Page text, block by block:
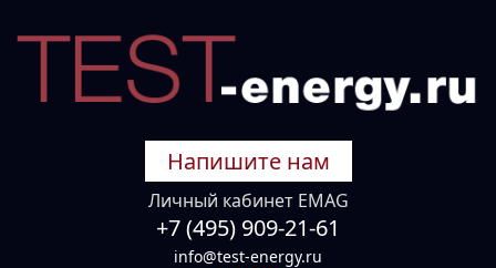
Напишите нам
Личный кабинет EMAG
+7 (495) 909-21-61
info@test-energy.ru